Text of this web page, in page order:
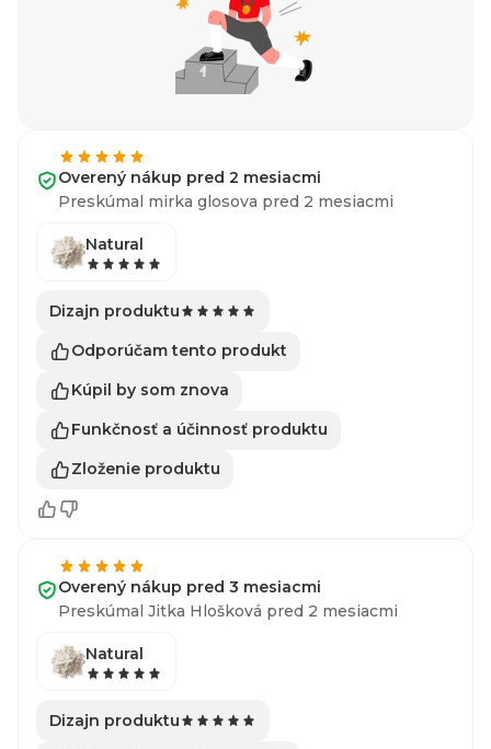
Overený nákup pred 2 mesiacmi
Preskúmal mirka glosova pred 2 mesiacmi
Natural
Dizajn produktu
Odporúčam tento produkt
Kúpil by som znova
Funkčnosť a účinnosť produktu
Zloženie produktu
Overený nákup pred 3 mesiacmi
Preskúmal Jitka Hlošková pred 2 mesiacmi
Natural
Dizajn produktu